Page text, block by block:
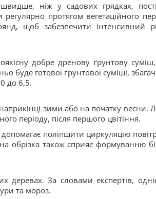
ніж у садових грядках,
протягом вегетаційного
щоб забезпечити інтенсивний
добре дренову ґрунтову
буде готової ґрунтової суміші,
до 6,5.
зими або на початку весни.
періоду, після першого цвітіння.
поліпшити циркуляцію
обрізка також сприяє формуванню
деревах. За словами експертів,
та мороз.